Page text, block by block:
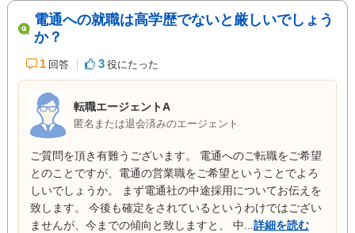
電通への就職は高学歴でないと厳しいでしょう
か？
1 回答 3 役にたった
転職エージェントA
匿名または退会済みのエージェント
ご質問を頂き有難うございます。 電通へのご転職をご希望
とのことですが、電通の営業職をご希望ということでよろ
しいでしょうか。 まず電通社の中途採用についてお伝えを
致します。 今後も確定をされているというわけではござい
ませんが、今までの傾向と致しますと、 中...詳細を読む